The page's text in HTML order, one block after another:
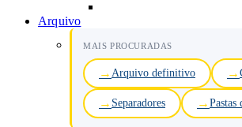
Arquivo
MAIS PROCURADAS
Arquivo definitivo
Separadores Pastas